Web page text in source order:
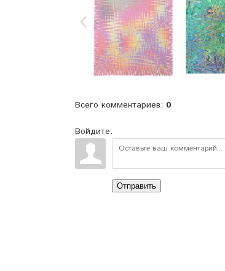
Всего комментариев: 0
Войдите:
Отправить